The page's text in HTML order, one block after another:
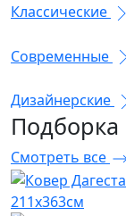
Классические
Современные
Дизайнерские
Подборка
Смотреть все